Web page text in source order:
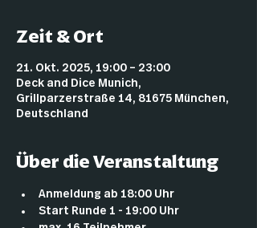
Zeit & Ort
21. Okt. 2025, 19:00 – 23:00
Deck and Dice Munich,
Grillparzerstraße 14, 81675 München,
Deutschland
Über die Veranstaltung
Anmeldung ab 18:00 Uhr
Start Runde 1 - 19:00 Uhr